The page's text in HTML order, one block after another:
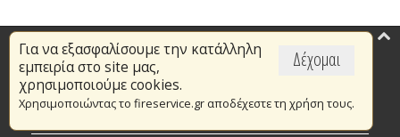
Δέχομαι
Για να εξασφαλίσουμε την κατάλληλη
εμπειρία στο site μας,
χρησιμοποιούμε cookies.
Χρησιμοποιώντας το fireservice.gr αποδέχεστε τη χρήση τους.
Επικαιρότητα
Το Πυροσβεστικό Σώμα